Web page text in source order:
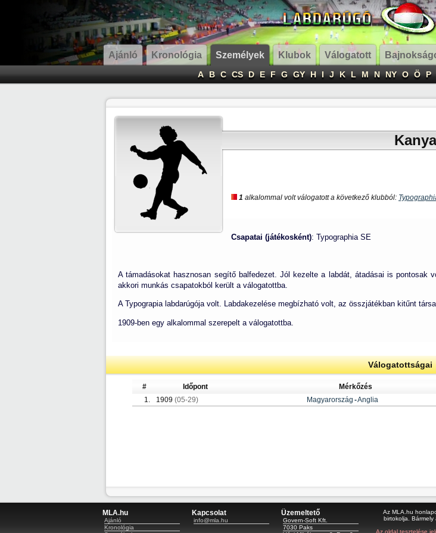
Ajánló Kronológia Személyek Klubok Válogatott
A B C CS D E F G GY H I J K L M N NY O Ö P
1 alkalommal volt válogatott a következő klubból:
Csapatai (játékosként): Typographia SE
A támadásokat hasznosan segítő balfedezet. Jól kezelte a labdát, átadásai is pontosak
akkori munkás csapatokból került a válogatottba.
A Typograpia labdarúgója volt. Labdakezelése megbízható volt, az összjátékban kitűnt
1909-ben egy alkalommal szerepelt a válogatottba.
Válogatottságai
# Időpont Mérkőzés
1.
1909 (05-29) Magyarország -Anglia
MLA.hu
Ajánló
Kronológia
Kapcsolat
info@mla.hu
Üzemeltető
Govern-Soft Kft.
7030 Paks
Az MLA.hu
birtokolja.
Az oldal tesztelése